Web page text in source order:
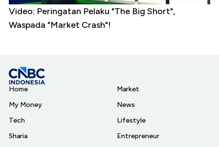
Video: Peringatan Pelaku "The Big Short",
Waspada "Market Crash"!
Home
My Money
Tech
Sharia
Market
News
Lifestyle
Entrepreneur